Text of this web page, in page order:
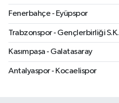
Fenerbahçe - Eyüpspor
Trabzonspor - Gençlerbirliği S.K.
Kasımpaşa - Galatasaray
Antalyaspor - Kocaelispor